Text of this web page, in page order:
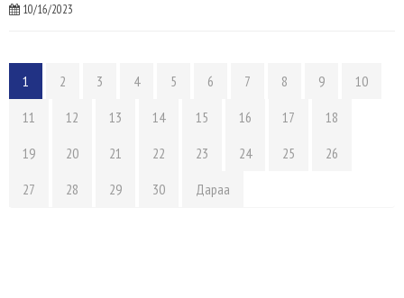
10/16/2023
1 2 3 4 5 6 7 8 9
10
11
12 13 14 15 16 17
18
19
20 21 22 23 24 25
26
27
28 29 30 Дараа